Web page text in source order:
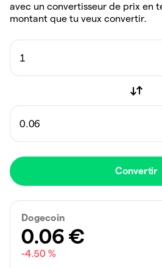
avec un convertisseur de prix en
montant que tu veux convertir.
Convertir
Dogecoin
0.06 €
-4.50 %